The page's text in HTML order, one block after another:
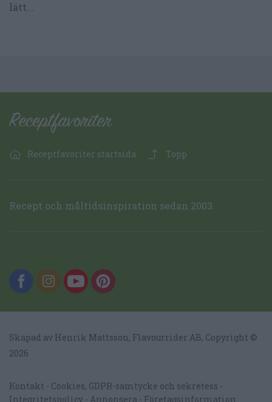
lätt...
Receptfavoriter startsida Topp
Recept och måltidsinspiration sedan 2003.
Skapad av Henrik Mattsson, Flavourrider AB, Copyright ©
2026
Kontakt
Cookies, GDPR-samtycke och sekretess
Integritetspolicy
Annonsera Företagsinformation